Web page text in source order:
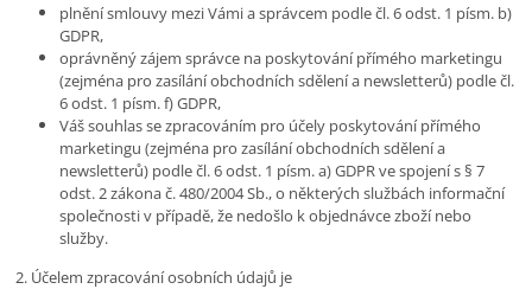
plnění smlouvy mezi Vámi a správcem podle čl. 6 odst. 1 písm. b)
GDPR,
oprávněný zájem správce na poskytování přímého marketingu
(zejména pro zasílání obchodních sdělení a newsletterů) podle čl.
6 odst. 1 písm. f) GDPR,
Váš souhlas se zpracováním pro účely poskytování přímého
marketingu (zejména pro zasílání obchodních sdělení a
newsletterů) podle čl. 6 odst. 1 písm. a) GDPR ve spojení s § 7
odst. 2 zákona č. 480/2004 Sb., o některých službách informační
společnosti v případě, že nedošlo k objednávce zboží nebo
služby.
2. Účelem zpracování osobních údajů je